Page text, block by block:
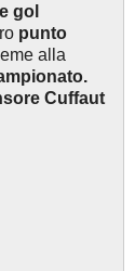
gol
punto
alla
Cuffaut